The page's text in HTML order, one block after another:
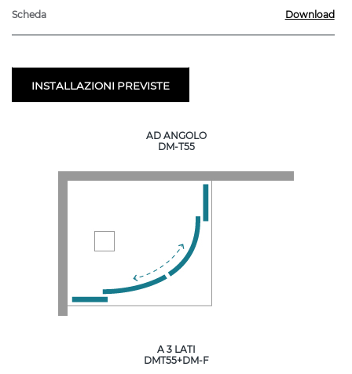
Scheda Download
INSTALLAZIONI PREVISTE
AD ANGOLO
DM-T55
A 3 LATI
DMT55+DM-F